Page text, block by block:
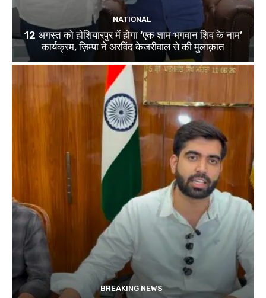
NATIONAL
12 अगस्त को होशियारपुर में होगा ‘एक शाम भगवान शिव के नाम’
कार्यक्रम, ज़िम्पा ने अरविंद केजरीवाल से की मुलाक़ात
BREAKING NEWS